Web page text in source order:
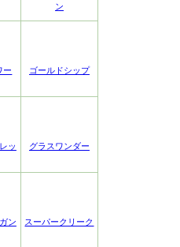
ン
ー ゴールドシップ
ッ
グラスワンダー
ン スーパークリーク